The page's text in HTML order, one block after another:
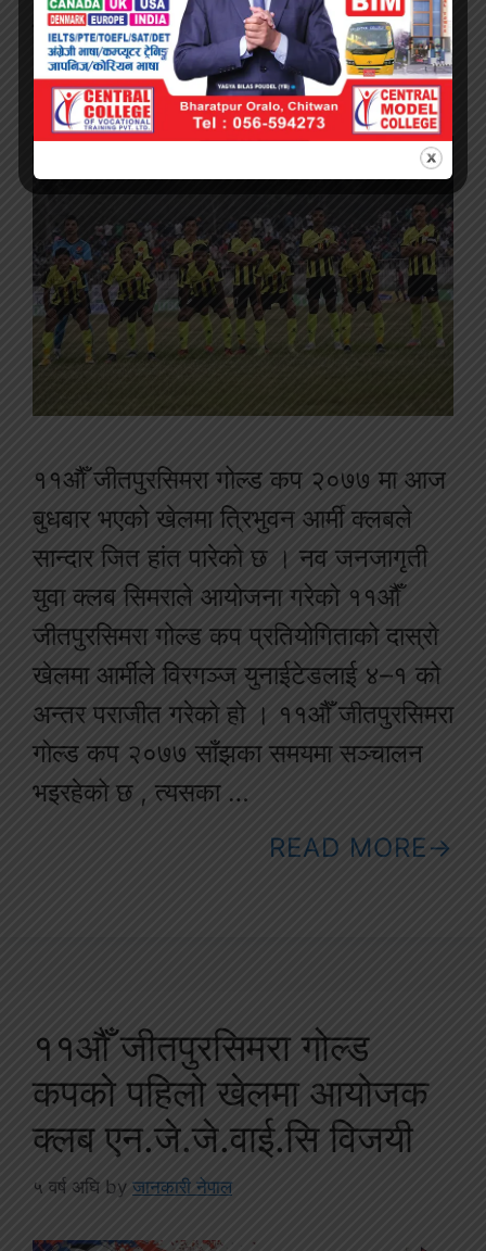
कपमा आर्मीको सान्दार जित
५ वर्ष अघि byजानकारी नेपाल
११औँ जीतपुरसिमरा गोल्ड कप २०७७ मा आज
बुधबार भएको खेलमा त्रिभुवन आर्मी क्लबले
सान्दार जित हांत पारेको छ । नव जनजागृती
युवा क्लब सिमराले आयोजना गरेको ११औँ
जीतपुरसिमरा गोल्ड कप प्रतियोगिताको दास्रो
खेलमा आर्मीले विरगञ्ज युनाईटेडलाई ४–१ को
अन्तर पराजीत गरेको हो । ११औँ जीतपुरसिमरा
गोल्ड कप २०७७ साँझका समयमा सञ्चालन
भइरहेको छ , त्यसका …
READ MORE
११औँ जीतपुरसिमरा गोल्ड
कपको पहिलो खेलमा आयोजक
क्लब एन.जे.जे.वाई.सि विजयी
५ वर्ष अघि by जानकारी नेपाल